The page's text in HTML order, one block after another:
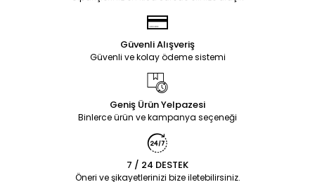
Güvenli Alışveriş
Güvenli ve kolay ödeme sistemi
Geniş Ürün Yelpazesi
Binlerce ürün ve kampanya seçeneği
7 / 24 DESTEK
Öneri ve şikayetlerinizi bize iletebilirsiniz.